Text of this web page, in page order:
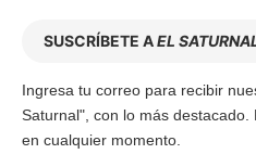
SUSCRÍBETE AEL
Ingresa tu correo para recibir
Saturnal", con lo más
en cualquier momento.